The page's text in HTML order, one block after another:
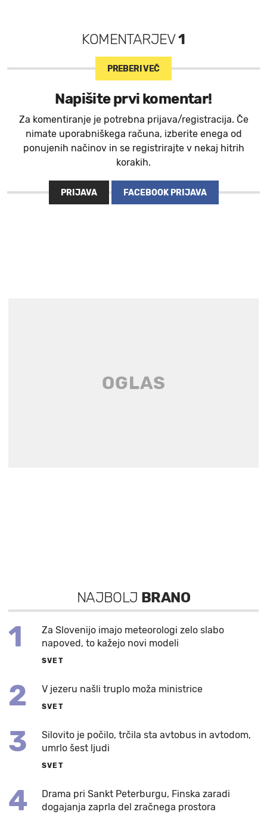
KOMENTARJEV1
PREBERI VEČ
Napišite prvi komentar!
Za komentiranje je potrebna prijava/registracija. Če
nimate uporabniškega računa, izberite enega od
ponujenih načinov in se registrirajte v nekaj hitrih
korakih.
PRIJAVA FACEBOOK PRIJAVA
NAJBOLJ BRANO
1
Za Slovenijo imajo meteorologi zelo slabo
napoved, to kažejo novi modeli
SVET
2 V jezeru našli truplo moža ministrice
SVET
3
Silovito je počilo, trčila sta avtobus in avtodom,
umrlo šest ljudi
SVET
4
Drama pri Sankt Peterburgu, Finska zaradi
dogajanja zaprla del zračnega prostora